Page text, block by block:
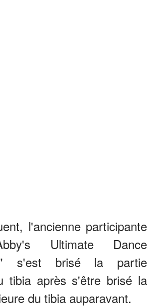
l'ancienne participante
Ultimate Dance
s'est brisé la partie
tibia après s'être brisé la
du tibia auparavant.